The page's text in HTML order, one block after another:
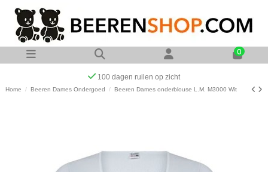
0
100 dagen ruilen op zicht
Home Beeren Dames Ondergoed Beeren Dames onderblouse L.M. M3000 Wit